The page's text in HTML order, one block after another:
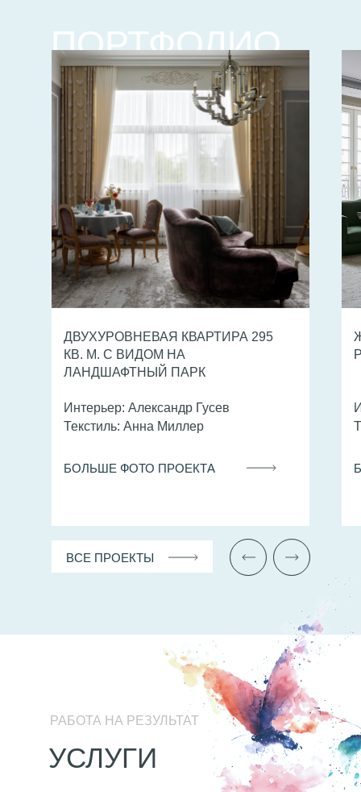
ПОРТФОЛИО
ДВУХУРОВНЕВАЯ КВАРТИРА 295
КВ. М. С ВИДОМ НА
ЛАНДШАФТНЫЙ ПАРК
БОЛЬШЕ ФОТО ПРОЕКТА
Интерьер: Александр Гусев
Текстиль: Анна Миллер
ВСЕ ПРОЕКТЫ
РАБОТА НА РЕЗУЛЬТАТ
УСЛУГИ